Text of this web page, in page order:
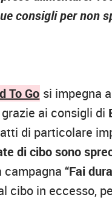
consigli per non
To Go si impegna
ai consigli di
di particolare
di cibo sono
campagna“Fai
cibo in eccesso,